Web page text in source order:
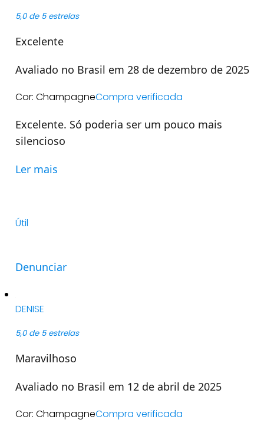
5,0 de 5 estrelas
Excelente
Avaliado no Brasil em 28 de dezembro de 2025
Cor: ChampagneCompra verificada
Excelente. Só poderia ser um pouco mais
silencioso
Ler mais
Útil
Denunciar
DENISE
5,0 de 5 estrelas
Maravilhoso
Avaliado no Brasil em 12 de abril de 2025
Cor: ChampagneCompra verificada